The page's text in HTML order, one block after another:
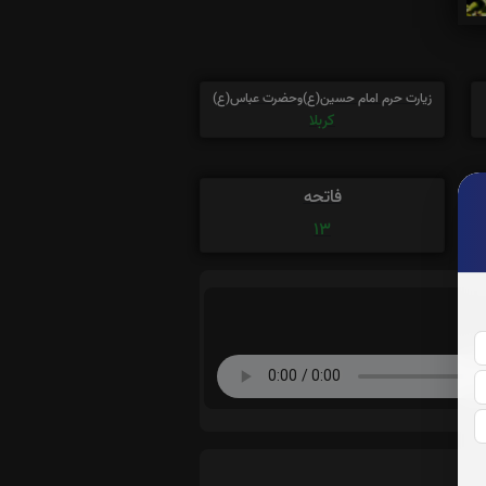
زیارت حرم امام حسین(ع)وحضرت عباس(ع)
کربلا
فاتحه
13